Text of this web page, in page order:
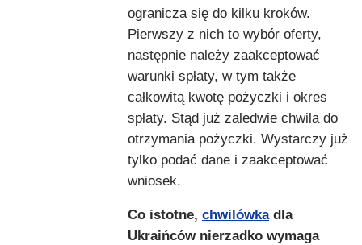
ogranicza się do kilku kroków.
Pierwszy z nich to wybór oferty,
następnie należy zaakceptować
warunki spłaty, w tym także
całkowitą kwotę pożyczki i okres
spłaty. Stąd już zaledwie chwila do
otrzymania pożyczki. Wystarczy już
tylko podać dane i zaakceptować
wniosek.
Co istotne, chwilówkadla
Ukraińców nierzadko wymaga